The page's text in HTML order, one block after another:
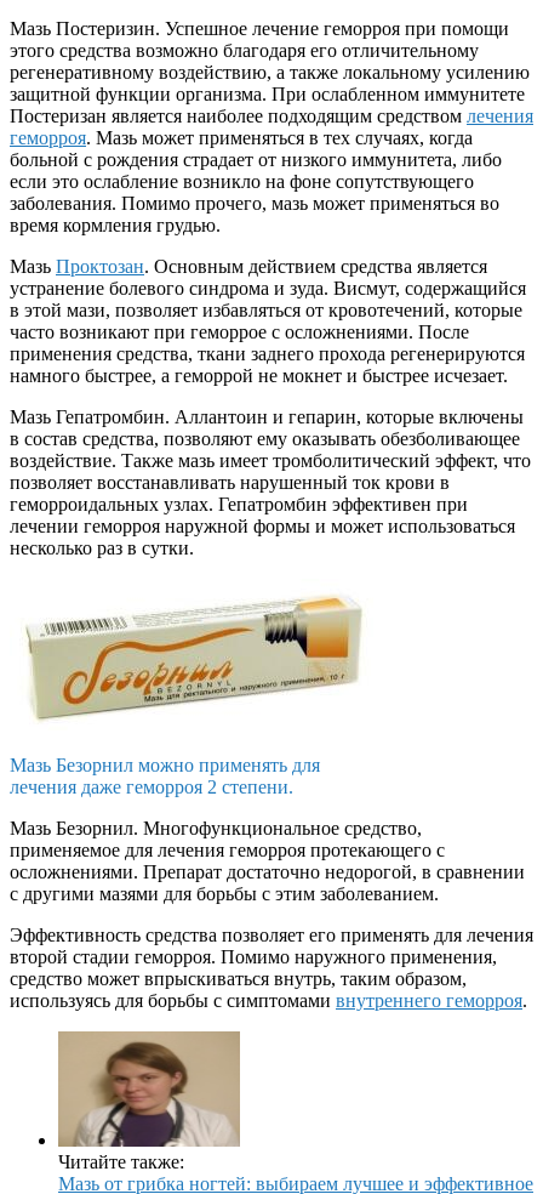
Мазь Постеризин. Успешное лечение геморроя при помощи
этого средства возможно благодаря его отличительному
регенеративному воздействию, а также локальному усилению
защитной функции организма. При ослабленном иммунитете
Постеризан является наиболее подходящим средством лечения
геморроя. Мазь может применяться в тех случаях, когда
больной с рождения страдает от низкого иммунитета, либо
если это ослабление возникло на фоне сопутствующего
заболевания. Помимо прочего, мазь может применяться во
время кормления грудью.
Мазь Проктозан. Основным действием средства является
устранение болевого синдрома и зуда. Висмут, содержащийся
в этой мази, позволяет избавляться от кровотечений, которые
часто возникают при геморрое с осложнениями. После
применения средства, ткани заднего прохода регенерируются
намного быстрее, а геморрой не мокнет и быстрее исчезает.
Мазь Гепатромбин. Аллантоин и гепарин, которые включены
в состав средства, позволяют ему оказывать обезболивающее
воздействие. Также мазь имеет тромболитический эффект, что
позволяет восстанавливать нарушенный ток крови в
геморроидальных узлах. Гепатромбин эффективен при
лечении геморроя наружной формы и может использоваться
несколько раз в сутки.
Мазь Безорнил можно применять для
лечения даже геморроя 2 степени.
Мазь Безорнил. Многофункциональное средство,
применяемое для лечения геморроя протекающего с
осложнениями. Препарат достаточно недорогой, в сравнении
с другими мазями для борьбы с этим заболеванием.
Эффективность средства позволяет его применять для лечения
второй стадии геморроя. Помимо наружного применения,
средство может впрыскиваться внутрь, таким образом,
используясь для борьбы с симптомами внутреннего геморроя.
Читайте также:
Мазь от грибка ногтей: выбираем лучшее и эффективное